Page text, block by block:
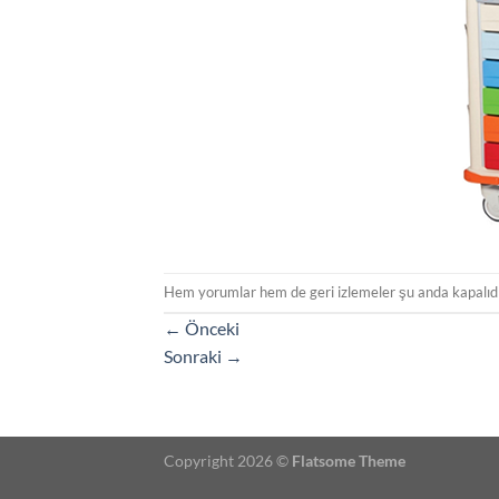
Hem yorumlar hem de geri izlemeler şu anda
← Önceki
Sonraki →
Copyright 2026 © Flatsome Theme